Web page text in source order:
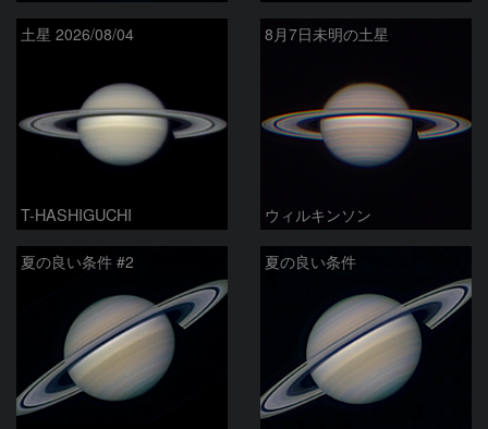
土星 2026/08/04
T-HASHIGUCHI
8月7日未明の土星
ウィルキンソン
夏の良い条件 #2 夏の良い条件